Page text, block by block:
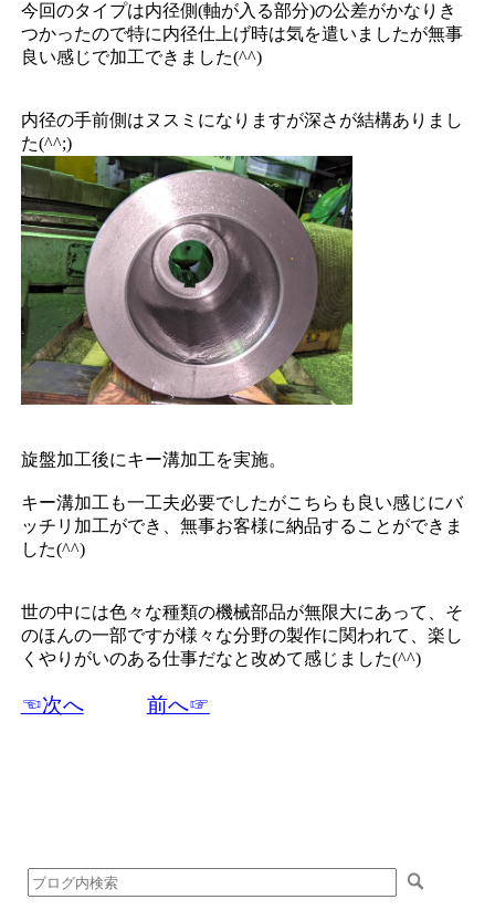
今回のタイプは内径側(軸が入る部分)の公差がかなりき
つかったので特に内径仕上げ時は気を遣いましたが無事
良い感じで加工できました(^^)
内径の手前側はヌスミになりますが深さが結構ありまし
た(^^;)
旋盤加工後にキー溝加工を実施。
キー溝加工も一工夫必要でしたがこちらも良い感じにバ
ッチリ加工ができ、無事お客様に納品することができま
した(^^)
世の中には色々な種類の機械部品が無限大にあって、そ
のほんの一部ですが様々な分野の製作に関われて、楽し
くやりがいのある仕事だなと改めて感じました(^^)
☜次へ 前へ☞